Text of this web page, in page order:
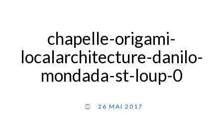
chapelle-origami-
localarchitecture-danilo-
mondada-st-loup-0
26 MAI 2017